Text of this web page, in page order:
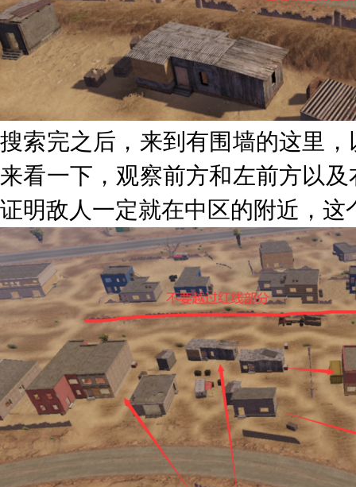
搜索完之后，来到有围墙的这里
来看一下，观察前方和左前方以
证明敌人一定就在中区的附近，